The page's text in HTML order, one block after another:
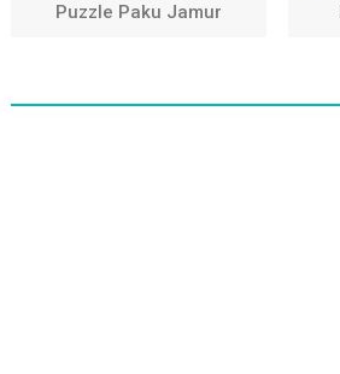
Puzzle Paku Jamur